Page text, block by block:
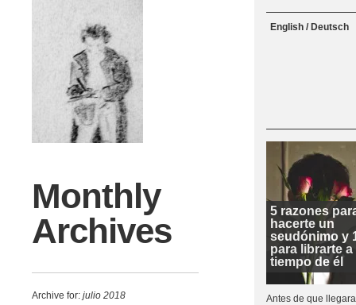
Monthly
Archives
Archive for: julio 2018
Skip to content
English / Deutsch
5 razones
hacerte un
seudónimo y
para librarte a
tiempo de él
Antes de que